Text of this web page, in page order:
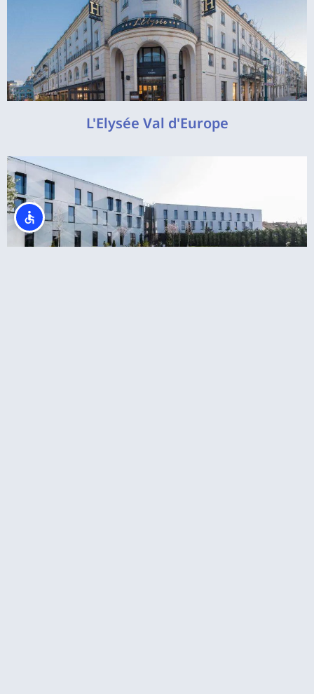
L'Elysée Val d'Europe